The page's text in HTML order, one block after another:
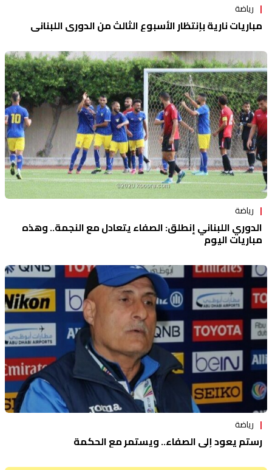
رياضة
مباريات نارية بإنتظار الأسبوع الثالث من الدوري اللبناني
رياضة
الدوري اللبناني إنطلق: الصفاء يتعادل مع النجمة.. وهذه
مباريات اليوم
رياضة
رستم يعود إلى الصفاء.. ويستمر مع الحكمة